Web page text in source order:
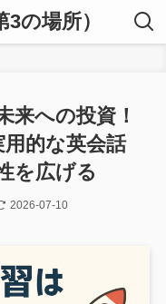
の場所）
来への投資！
的な英会話
を広げる
2026-07-10